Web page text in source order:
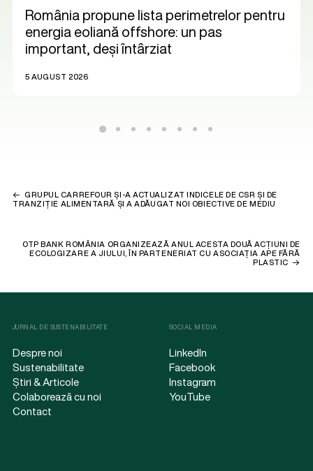
România propune lista perimetrelor pentru
energia eoliană offshore: un pas
important, deși întârziat
5 AUGUST 2026
GRUPUL CARREFOUR ȘI-A ACTUALIZAT INDICELE DE CSR ȘI DE
TRANZIȚIE ALIMENTARĂ ȘI A ADĂUGAT NOI OBIECTIVE DE MEDIU
OTP BANK ROMÂNIA ORGANIZEAZĂ ANUL ACESTA DOUĂ ACȚIUNI DE
ECOLOGIZARE A JIULUI, ÎN PARTENERIAT CU ASOCIAȚIA APE FĂRĂ
PLASTIC
JURNAL DE SUSTENABILITATE
Despre noi
Sustenabilitate
Știri & Articole
Colaborează cu noi
Contact
SOCIAL MEDIA
LinkedIn
Facebook
Instagram
YouTube